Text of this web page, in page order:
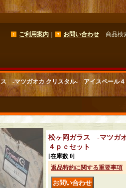
ご利用案内 お問い合わせ 商品検
ス -マツガオカ クリスタル- アイスペー
松ヶ岡ガラス -マツガ
４ｐｃセット
[在庫数 0]
返品特約に関する重要事項